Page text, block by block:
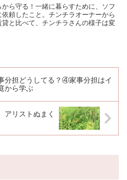
ら守る！一緒に暮らすために、ソフ
頼したこと。チンチラオーナーから
と比べて、チンチラさんの様子は変
分担どうしてる？④家事分担はイ
から学ぶ
リストぬまく